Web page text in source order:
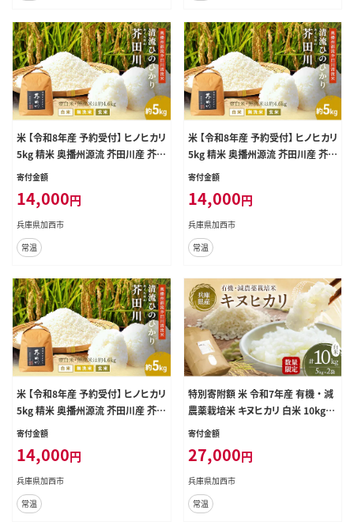
米 【令和8年産 予約受付】 ヒノヒカリ
5kg 精米 奥播州源流 芥田川産 芥田
川 農家直送 5キロ 国産米 ひのひか
しいお米 お祝い 内祝い 贈答 美味
しい おいしい 玄米
寄付金額
14,000円
兵庫県加西市
常温
米 【令和8年産 予約受付】 ヒノヒカリ
5kg 精米 奥播州源流 芥田川産 芥田
川 農家直送 5キロ 国産米 ひのひか
しいお米 お祝い 内祝い 贈答 美味
しい おいしい 白米
寄付金額
14,000円
兵庫県加西市
常温
米 【令和8年産 予約受付】 ヒノヒカリ
5kg 精米 奥播州源流 芥田川産 芥田
川 農家直送 5キロ 国産米 ひのひか
しいお米 お祝い 内祝い 贈答 美味
しい おいしい 無洗米
寄付金額
14,000円
兵庫県加西市
常温
特別寄附額 米 令和7年産 有機 ・ 減
農薬栽培米 キヌヒカリ 白米 10kg（5
kg×2） 数量限定 お米 精米 単一品
寄付金額
27,000円
兵庫県加西市
常温